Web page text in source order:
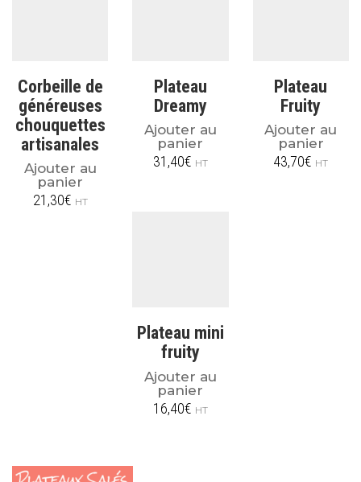
Corbeille de
généreuses
chouquettes
artisanales
Ajouter au
panier
21,30€ HT
Plateau
Dreamy
Ajouter au
panier
31,40€ HT
Plateau
Fruity
Ajouter au
panier
43,70€ HT
Plateau mini
fruity
Ajouter au
panier
16,40€ HT